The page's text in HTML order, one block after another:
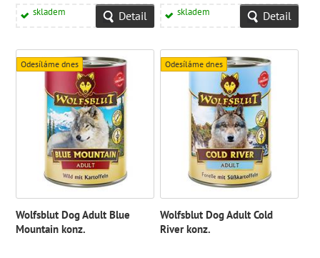
skladem Detail skladem Detail
Odesíláme dnes
Wolfsblut Dog Adult Blue
Mountain konz.
Odesíláme dnes
Wolfsblut Dog Adult Cold
River konz.